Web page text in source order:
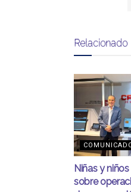
Relacionado
Niñas y
sobre